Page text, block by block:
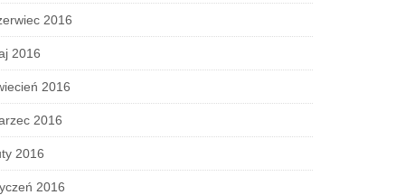
2016
2016
2016
2016
2016
2016